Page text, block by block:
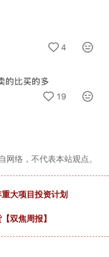
络，不代表本站观点。
大项目投资计划
双焦周报】